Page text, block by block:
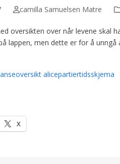
camilla Samuelsen Matre
oversikten over når levene skal
lappen, men dette er for å
oversikt alicepartiertidsskjema
X